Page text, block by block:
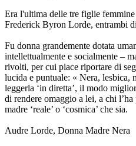
Era l'ultima delle tre figlie
Frederick Byron Lorde, entrambi
Fu donna grandemente dotata
intellettualmente e socialmente –
rivolti, per cui piace riportare di
lucida e puntuale: « Nera, lesbica,
leggerla ‘in diretta’, il modo
di rendere omaggio a lei, a chi
madre ‘reale’ o ‘cosmica’ che sia.
Audre Lorde, Donna Madre Nera